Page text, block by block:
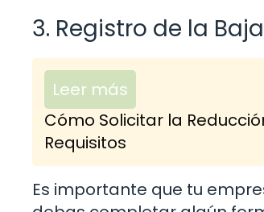
3. Registro de la Baja
Leer más
Cómo Solicitar la
Requisitos
Es importante que tu